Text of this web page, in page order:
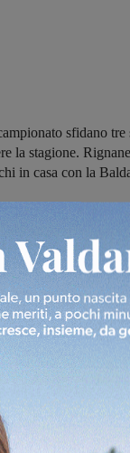
sfidano tre
la stagione.
in casa con la
Firenze Ovest
D ha bisogno
non ci
Bruni, entrambe
che decidono
la Rignanese
se riusciranno
pareggio, oppure
venisse
( tutte le ipotesi
).